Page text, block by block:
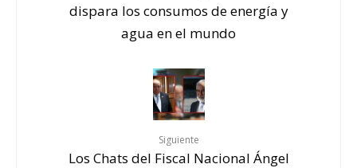
dispara los consumos de energía y
agua en el mundo
Siguiente
Los Chats del Fiscal Nacional Ángel